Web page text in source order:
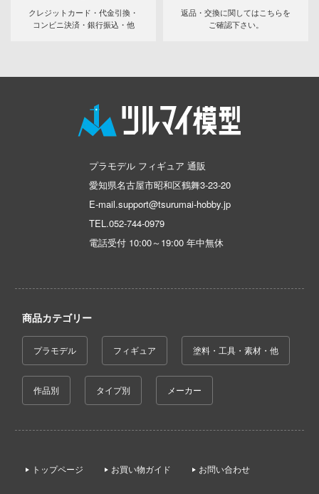
で割り切れない
鬼太郎
さぎですか？
トブキ飛行隊
バード
SISTERS (サーティ ミニッツ シス
FANTASY(サーティ ミニッツ ファン
クレジットカード・代金引換・
コンビニ決済・銀行振込・他
返品・交換に関してはこちらを
ご確認下さい。
プラモデル フィギュア 通販
愛知県名古屋市昭和区鶴舞3-23-20
E-mail.support@tsurumai-hobby.jp
TEL.052-744-0979
電話受付 10:00～19:00 年中無休
商品カテゴリー
プラモデル フィギュア 塗料・工具・素材・他
作品別 タイプ別 メーカー
トップページ お買い物ガイド お問い合わせ